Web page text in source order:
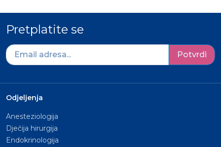
Pretplatite se
Potvrdi
Odjeljenja
Anesteziologija
Dječija hirurgija
Endokrinologija